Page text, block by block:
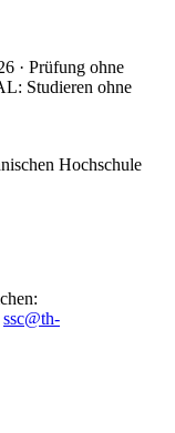
· Prüfung ohne
Studieren ohne
ssc@th-